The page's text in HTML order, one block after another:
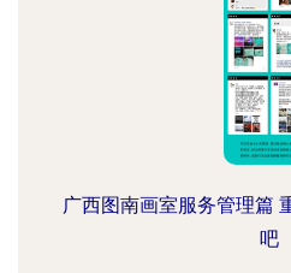
广西图南画室服务管理篇
吧